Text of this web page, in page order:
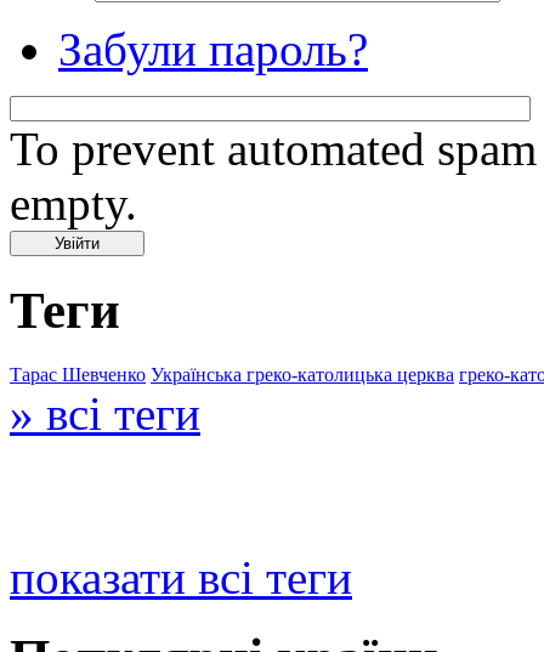
Забули пароль?
To prevent automated
empty.
Теги
Тарас Шевченко Українська греко-католицька церква греко-
» всі теги
показати всі теги